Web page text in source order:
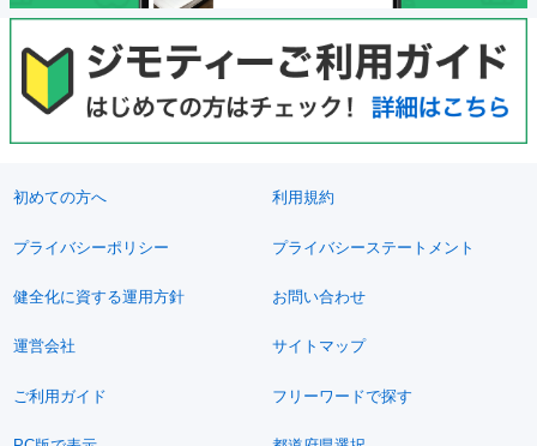
初めての方へ 利用規約
プライバシーポリシー プライバシーステートメント
健全化に資する運用方針 お問い合わせ
運営会社 サイトマップ
ご利用ガイド フリーワードで探す